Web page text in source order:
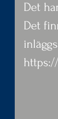
Det
Det